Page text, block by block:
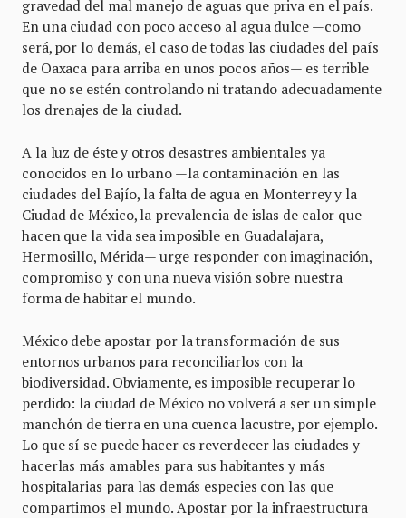
gravedad del mal manejo de aguas que priva en el país.
En una ciudad con poco acceso al agua dulce —como
será, por lo demás, el caso de todas las ciudades del país
de Oaxaca para arriba en unos pocos años— es terrible
que no se estén controlando ni tratando adecuadamente
los drenajes de la ciudad.
A la luz de éste y otros desastres ambientales ya
conocidos en lo urbano —la contaminación en las
ciudades del Bajío, la falta de agua en Monterrey y la
Ciudad de México, la prevalencia de islas de calor que
hacen que la vida sea imposible en Guadalajara,
Hermosillo, Mérida— urge responder con imaginación,
compromiso y con una nueva visión sobre nuestra
forma de habitar el mundo.
México debe apostar por la transformación de sus
entornos urbanos para reconciliarlos con la
biodiversidad. Obviamente, es imposible recuperar lo
perdido: la ciudad de México no volverá a ser un simple
manchón de tierra en una cuenca lacustre, por ejemplo.
Lo que sí se puede hacer es reverdecer las ciudades y
hacerlas más amables para sus habitantes y más
hospitalarias para las demás especies con las que
compartimos el mundo. Apostar por la infraestructura